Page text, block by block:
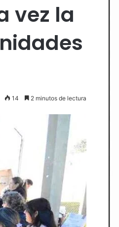
vez la
14 2 minutos de lectura